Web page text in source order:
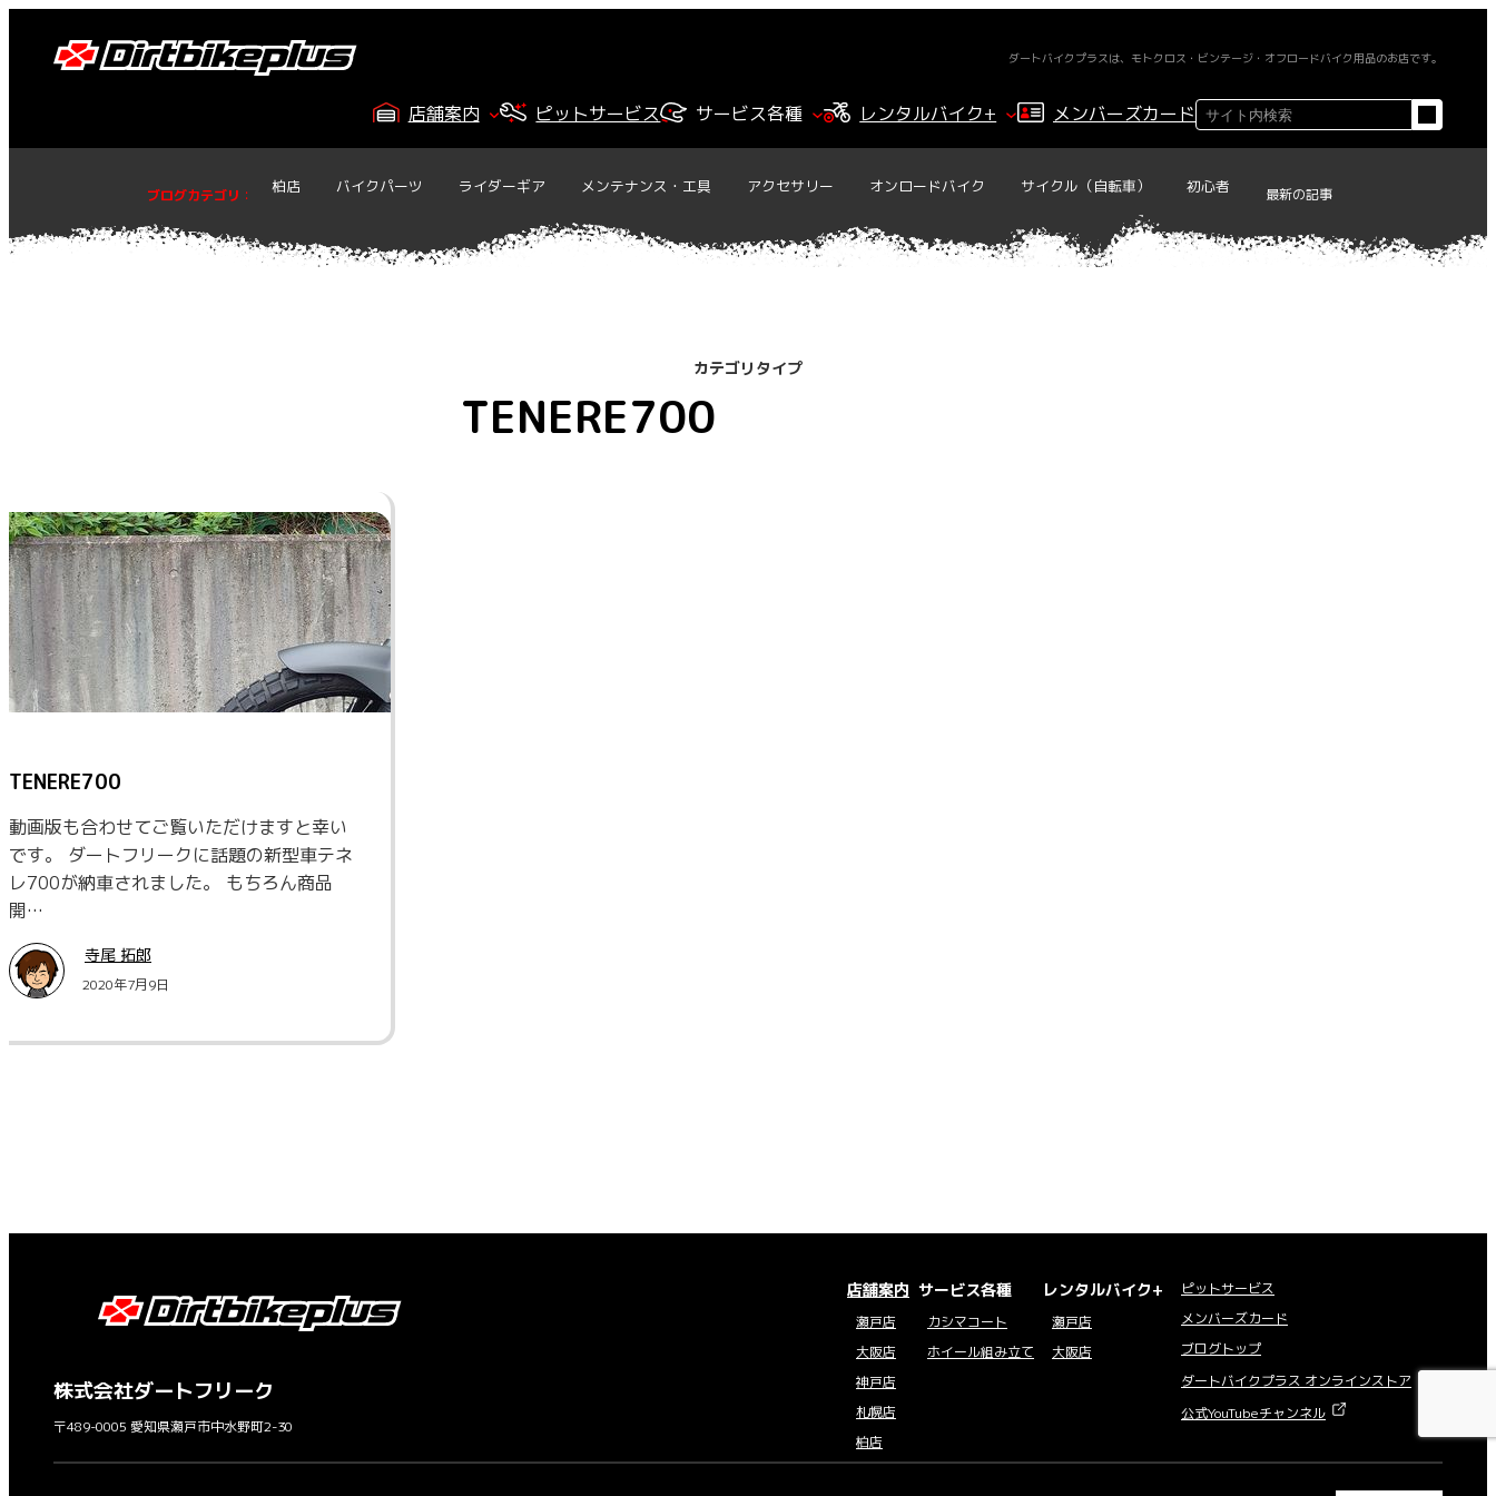
ッ
ダートバイクプラスは、モトクロス・ビンテージ・オフロードバイク用品のお店です。
店舗案内 ピットサービス サービス各種 レンタルバイク+ メンバーズカード検
索
ブログカテゴリ ： 柏店 バイクパーツ ライダーギア メンテナンス・工具 アクセサリー オンロードバイク サイクル（自転車） 初心者 最新の記事
カテゴリタイプ
TENERE700
TENERE700
動画版も合わせてご覧いただけますと幸い
です。 ダートフリークに話題の新型車テネ
レ700が納車されました。 もちろん商品
開…
寺尾 拓郎
2020年7月9日
株式会社ダートフリーク
〒489-0005 愛知県瀬戸市中水野町2-30
店舗案内
瀬戸店
大阪店
神戸店
札幌店
柏店
サービス各種
カシマコート
ホイール組み立て
レンタルバイク+
瀬戸店
大阪店
ピットサービス
メンバーズカード
ブログトップ
ダートバイクプラス オンラインストア
公式YouTubeチャンネル